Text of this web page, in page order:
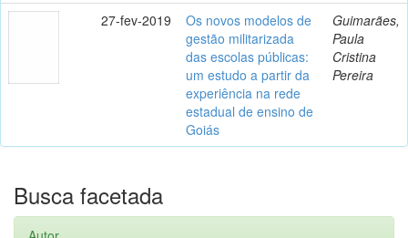
27-fev-2019
Os novos modelos de
gestão militarizada
das escolas públicas:
um estudo a partir da
experiência na rede
estadual de ensino de
Goiás
Guimarães,
Paula
Cristina
Pereira
Busca facetada